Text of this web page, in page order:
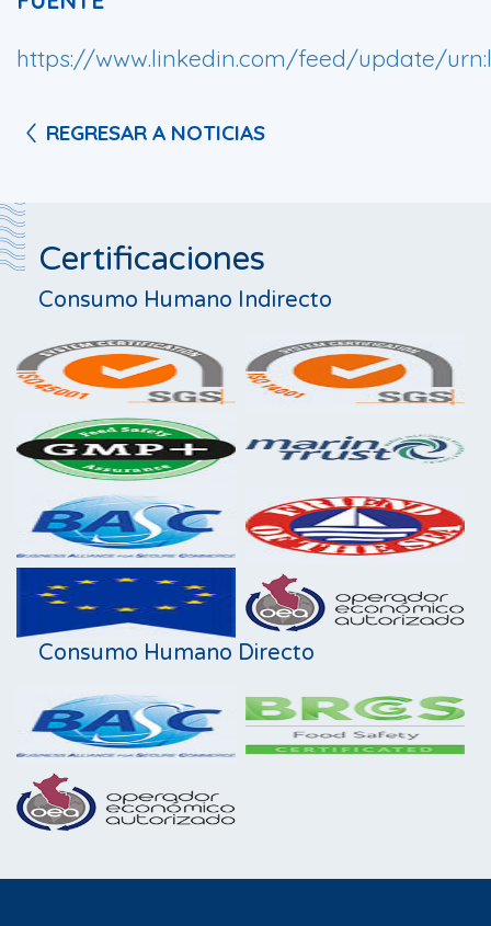
https://www.linkedin.com/feed/update/
REGRESAR A NOTICIAS
Certificaciones
Consumo Humano Indirecto
Consumo Humano Directo